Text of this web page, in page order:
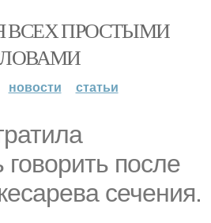
ВСЕХ ПРОСТЫМИ
новости статьи
говорить после
сечения.